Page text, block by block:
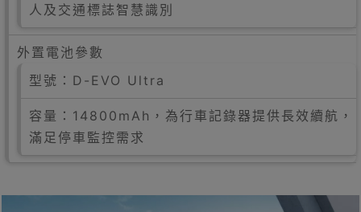
人及交通標誌智慧識別
外置電池參數
型號：D-EVO Ultra
容量：14800mAh，為行車記錄器提供長效續航，
滿足停車監控需求